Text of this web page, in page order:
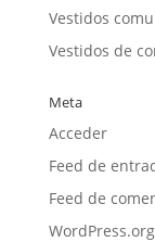
Vestidos
Vestidos de
Meta
Acceder
Feed de
Feed de
WordPress.org